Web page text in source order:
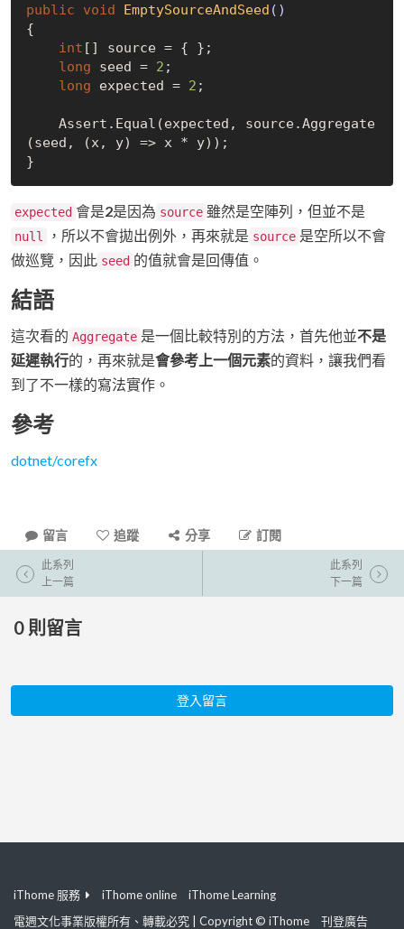
public
void EmptySourceAndSeed ()
{
int [] source = { };
long seed = 2 ;
long expected = 2 ;
(seed, (x, y) => x * y));
expected 會是2是因為 source 雖然是空陣列，但並不是
null ，所以不會拋出例外，再來就是 source 是空所以不會
做巡覽，因此 seed 的值就會是回傳值。
結語
這次看的 Aggregate 是一個比較特別的方法，首先他並不是
延遲執行的，再來就是會參考上一個元素的資料，讓我們看
到了不一樣的寫法實作。
參考
dotnet/corefx
留言 追蹤 分享 訂閱
此系列
上一篇
此系列
下一篇
0 則留言
登入留言
iThome 服務 iThome online
iThome Learning
電週文化事業版權所有、轉載必究 | Copyright © iThome
刊登廣告